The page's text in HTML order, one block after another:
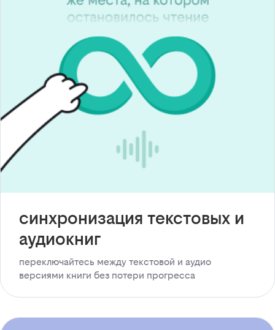
синхронизация текстовых и
аудиокниг
переключайтесь между текстовой и аудио
версиями книги без потери прогресса